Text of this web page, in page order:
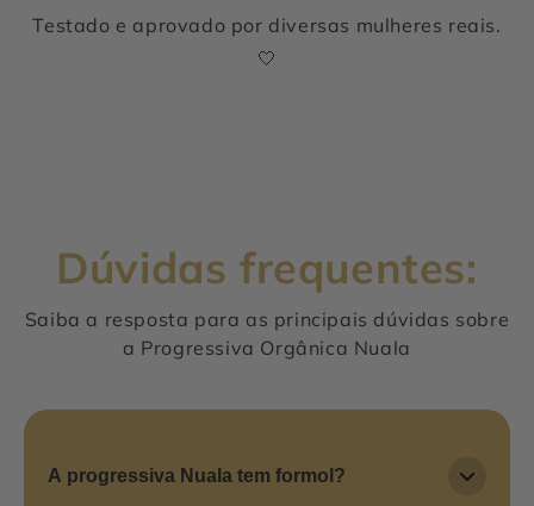
Testado e aprovado por diversas mulheres reais.
🤍
Dúvidas frequentes:
Saiba a resposta para as principais dúvidas sobre
a Progressiva Orgânica Nuala
A progressiva Nuala tem formol?